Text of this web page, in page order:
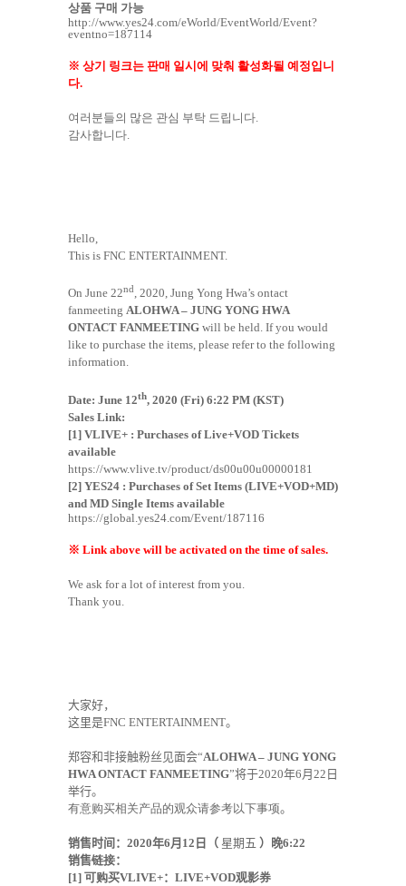
상품 구매 가능
http://www.yes24.com/eWorld/EventWorld/Event?
eventno=187114
※ 상기 링크는 판매 일시에 맞춰 활성화될 예정입니
다.
여러분들의 많은 관심 부탁 드립니다.
감사합니다.
Hello,
This is FNC ENTERTAINMENT.
On June 22nd, 2020, Jung Yong Hwa’s ontact
fanmeeting ALOHWA – JUNG YONG HWA
ONTACT FANMEETING will be held. If you would
like to purchase the items, please refer to the following
information.
Date: June 12th, 2020 (Fri) 6:22 PM (KST)
Sales Link:
[1] VLIVE+ : Purchases of Live+VOD Tickets
available
https://www.vlive.tv/product/ds00u00u00000181
[2] YES24 : Purchases of Set Items (LIVE+VOD+MD)
and MD Single Items available
https://global.yes24.com/Event/187116
※ Link above will be activated on the time of sales.
We ask for a lot of interest from you.
Thank you.
大家好，
这里是FNC ENTERTAINMENT。
郑容和非接触粉丝见面会“ALOHWA – JUNG YONG
HWA ONTACT FANMEETING”将于2020年6 月 22 日
举行。
有意购买相关产品的观众请参考以下事项。
销售时间： 2020年6 月12 日（ 星期五 ）晚6:22
销售链接：
[1] 可购买VLIVE+： LIVE+VOD观影券